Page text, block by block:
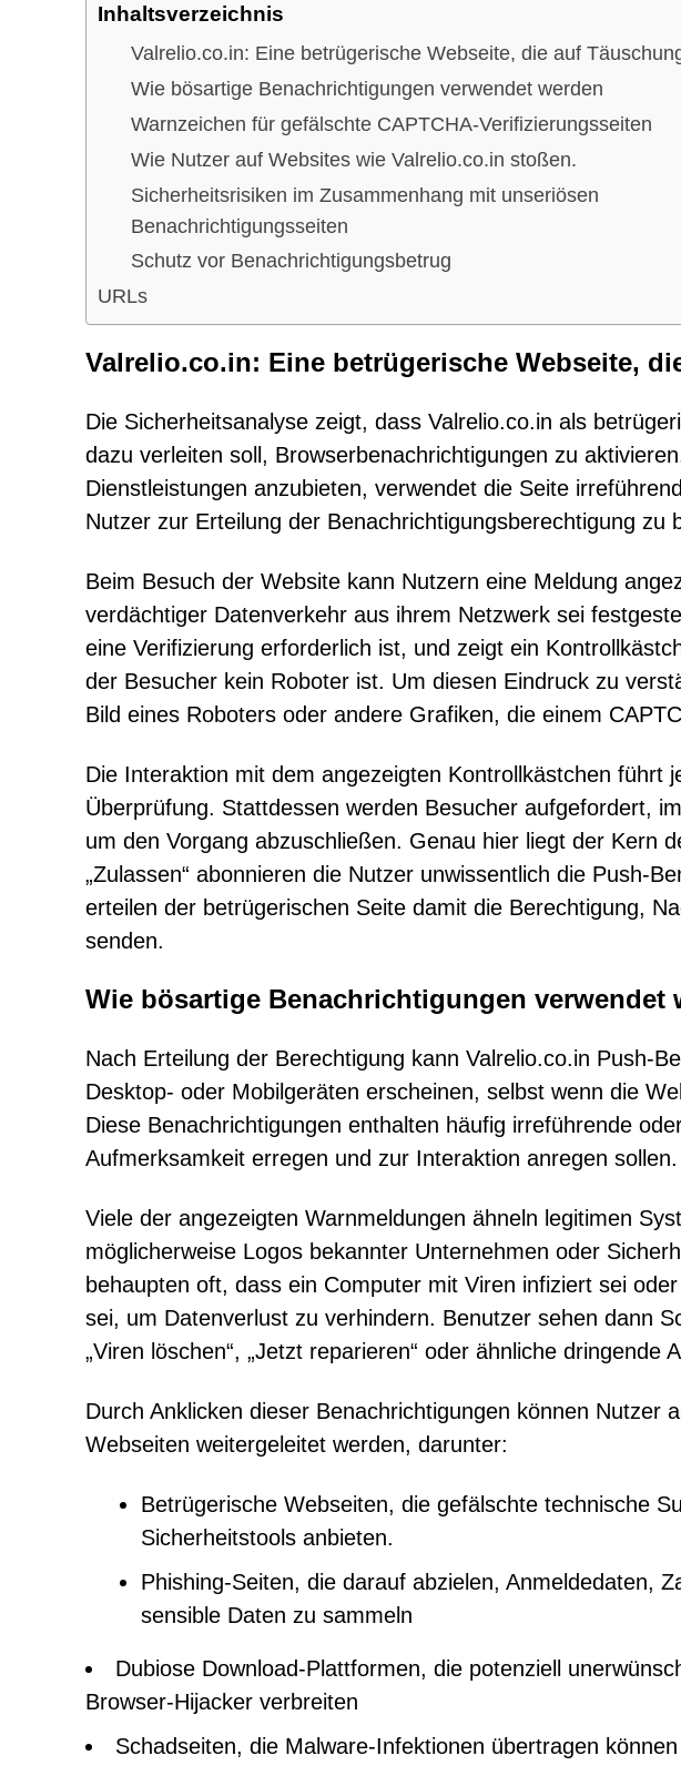
Inhaltsverzeichnis
Valrelio.co.in: Eine betrügerische Webseite, die auf
Wie bösartige Benachrichtigungen verwendet werden
Warnzeichen für gefälschte CAPTCHA-Verifizierungsseiten
Wie Nutzer auf Websites wie Valrelio.co.in stoßen.
Sicherheitsrisiken im Zusammenhang mit unseriösen
Benachrichtigungsseiten
Schutz vor Benachrichtigungsbetrug
URLs
Valrelio.co.in: Eine betrügerische Webseite,
Die Sicherheitsanalyse zeigt, dass Valrelio.co.in als
dazu verleiten soll, Browserbenachrichtigungen zu
Dienstleistungen anzubieten, verwendet die Seite
Nutzer zur Erteilung der Benachrichtigungsberechtigung zu
Beim Besuch der Website kann Nutzern eine Meldung
verdächtiger Datenverkehr aus ihrem Netzwerk sei
eine Verifizierung erforderlich ist, und zeigt ein
der Besucher kein Roboter ist. Um diesen Eindruck zu
Bild eines Roboters oder andere Grafiken, die einem
Die Interaktion mit dem angezeigten Kontrollkästchen führt
Überprüfung. Stattdessen werden Besucher aufgefordert,
um den Vorgang abzuschließen. Genau hier liegt der Kern
„Zulassen“ abonnieren die Nutzer unwissentlich die Push-
erteilen der betrügerischen Seite damit die Berechtigung,
senden.
Wie bösartige Benachrichtigungen verwendet
Nach Erteilung der Berechtigung kann Valrelio.co.in Push-
Desktop- oder Mobilgeräten erscheinen, selbst wenn die
Diese Benachrichtigungen enthalten häufig irreführende
Aufmerksamkeit erregen und zur Interaktion anregen sollen.
Viele der angezeigten Warnmeldungen ähneln legitimen
möglicherweise Logos bekannter Unternehmen oder
behaupten oft, dass ein Computer mit Viren infiziert sei
sei, um Datenverlust zu verhindern. Benutzer sehen dann
„Viren löschen“, „Jetzt reparieren“ oder ähnliche dringende
Durch Anklicken dieser Benachrichtigungen können Nutzer
Webseiten weitergeleitet werden, darunter:
Betrügerische Webseiten, die gefälschte technische
Sicherheitstools anbieten.
Phishing-Seiten, die darauf abzielen, Anmeldedaten,
sensible Daten zu sammeln
Dubiose Download-Plattformen, die potenziell
Browser-Hijacker verbreiten
Schadseiten, die Malware-Infektionen übertragen können